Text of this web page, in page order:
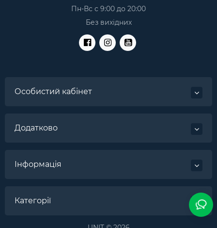
Пн-Вс с 9:00 до 20:00
Без вихідних
Особистий кабінет
Додатково
Інформація
Категорії